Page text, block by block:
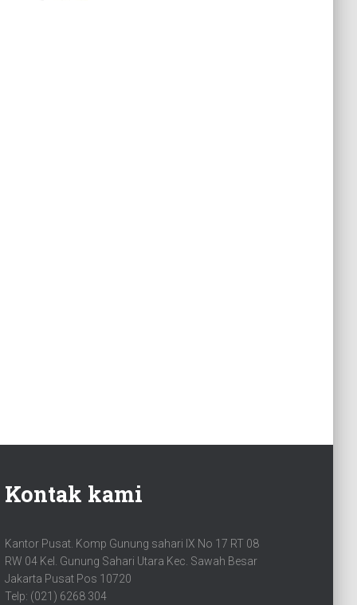
Kontak kami
Kantor Pusat. Komp Gunung sahari IX No 17 RT 08
RW 04 Kel. Gunung Sahari Utara Kec. Sawah Besar
Jakarta Pusat Pos 10720
Telp: (021) 6268 304